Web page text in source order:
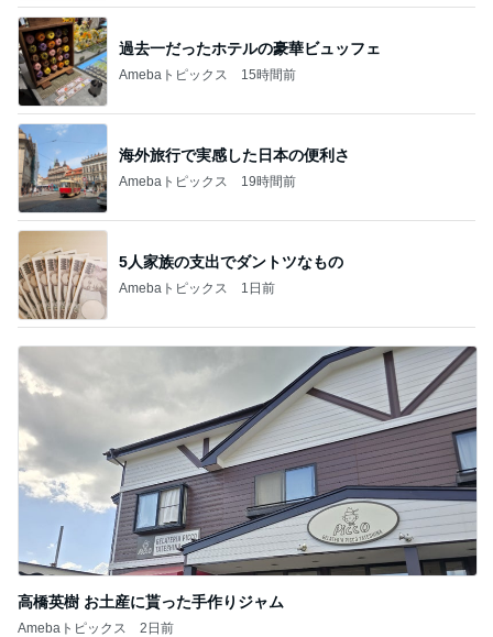
過去一だったホテルの豪華ビュッフェ
Amebaトピックス 15時間前
海外旅行で実感した日本の便利さ
Amebaトピックス 19時間前
5人家族の支出でダントツなもの
Amebaトピックス 1日前
高橋英樹 お土産に貰った手作りジャム
Amebaトピックス 2日前